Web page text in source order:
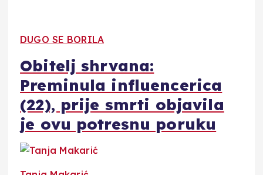
DUGO SE BORILA
Obitelj shrvana:
Preminula influencerica
(22), prije smrti objavila
je ovu potresnu poruku